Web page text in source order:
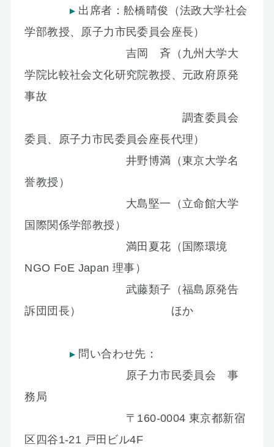
出席者：舩橋晴俊（法政大学社会
学部教授、原子力市民委員会座長）
吉岡 斉（九州大学大
学院比較社会文化研究院教授、元政府原発
事故
調査委員会
委員、原子力市民委員会座長代理）
井野博満（東京大学名
誉教授）
大島堅一（立命館大学
国際関係学部教授）
満田夏花（国際環境
NGO FoE Japan 理事）
武藤類子（福島原発告
訴団団長） ほか
問い合わせ先：
原子力市民委員会 事
務局
〒160-0004 東京都新宿
区四谷1-21 戸田ビル4F